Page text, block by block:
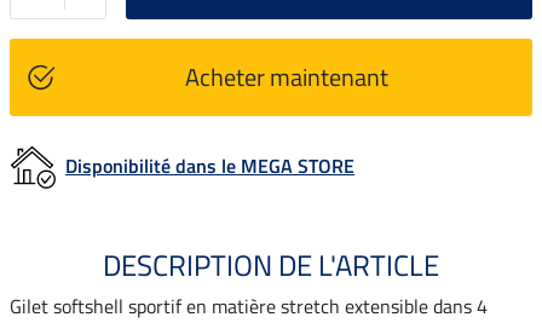
Acheter maintenant
Disponibilité dans le MEGA STORE
DESCRIPTION DE L'ARTICLE
Gilet softshell sportif en matière stretch extensible dans 4